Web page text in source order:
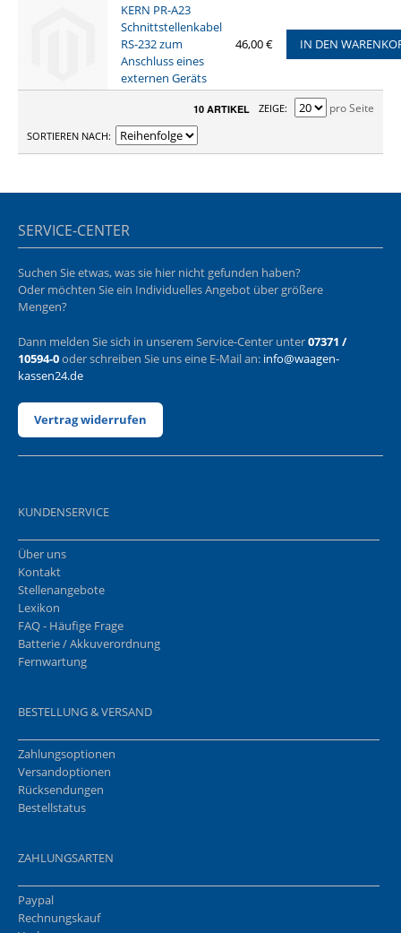
KERN PR-A23
Schnittstellenkabel
RS-232 zum
Anschluss eines
externen Geräts
46,00 € IN DEN
10 ARTIKEL ZEIGE pro Seite
SORTIEREN NACH
SERVICE-CENTER
Suchen Sie etwas, was sie hier nicht gefunden haben?
Oder möchten Sie ein Individuelles Angebot über größere
Mengen?
Dann melden Sie sich in unserem Service-Center unter07371 /
10594-0oder schreiben Sie uns eine E-Mail an: info@waagen-
kassen24.de
Vertrag widerrufen
KUNDENSERVICE
Über uns
Kontakt
Stellenangebote
Lexikon
FAQ - Häufige Frage
Batterie / Akkuverordnung
Fernwartung
BESTELLUNG & VERSAND
Zahlungsoptionen
Versandoptionen
Rücksendungen
Bestellstatus
ZAHLUNGSARTEN
Paypal
Rechnungskauf